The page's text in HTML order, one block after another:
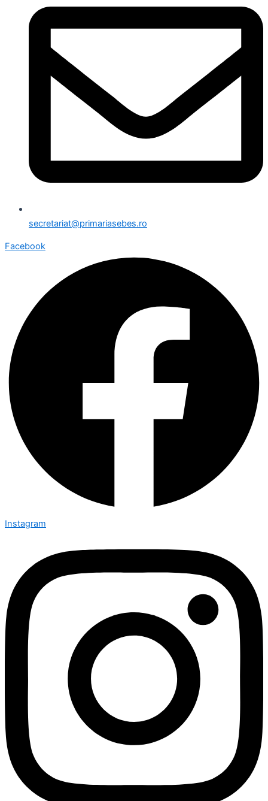
secretariat@primariasebes.ro
Facebook
Instagram